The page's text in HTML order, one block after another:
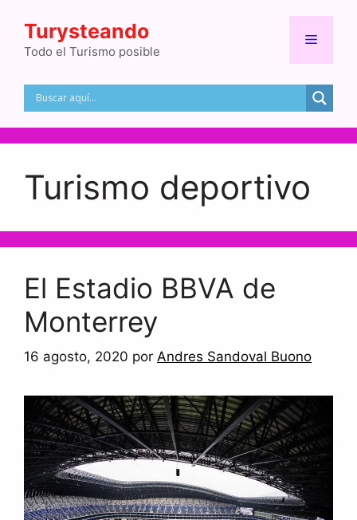
contenido
Turysteando
Todo el Turismo posible
Menú
Turismo deportivo
El Estadio BBVA de
Monterrey
16 agosto, 2020 por Andres Sandoval Buono